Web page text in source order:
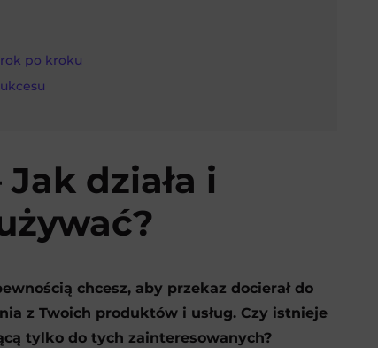
po kroku
działa i
chcesz, aby przekaz docierał do
z Twoich produktów i usług. Czy istnieje
tylko do tych zainteresowanych?